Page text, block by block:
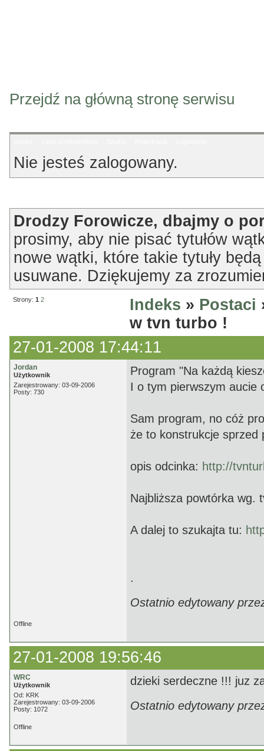
Przejdź na główną stronę serwisu
Nie jesteś zalogowany.
Drodzy Forowicze, dbajmy o
prosimy, aby nie pisać tytułów
nowe wątki, które takie tytuły
usuwane. Dziękujemy za
Strony: 1 2 Indeks » Postaci
w tvn turbo !
27-01-2008 17:44:11
Jordan
Użytkownik
Zarejestrowany: 03-09-2006
Posty: 730
Program "Na każdą
I o tym pierwszym aucie
Sam program, no cóż
że to konstrukcje sprzed
opis odcinka: http://
Najbliższa powtórka wg.
A dalej to szukajta tu:
.
Ostatnio edytowany
Offline
27-01-2008 19:56:46
WRC
Użytkownik
Od: KRK
Zarejestrowany: 03-09-2006
Posty: 1072
dzieki serdeczne !!! juz
Ostatnio edytowany
Offline